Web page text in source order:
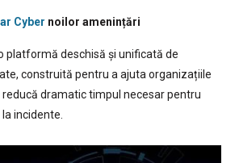
Cyber noilor amenințări
platformă deschisă și unificată de
construită pentru a ajuta organizațiile
dramatic timpul necesar pentru
incidente.